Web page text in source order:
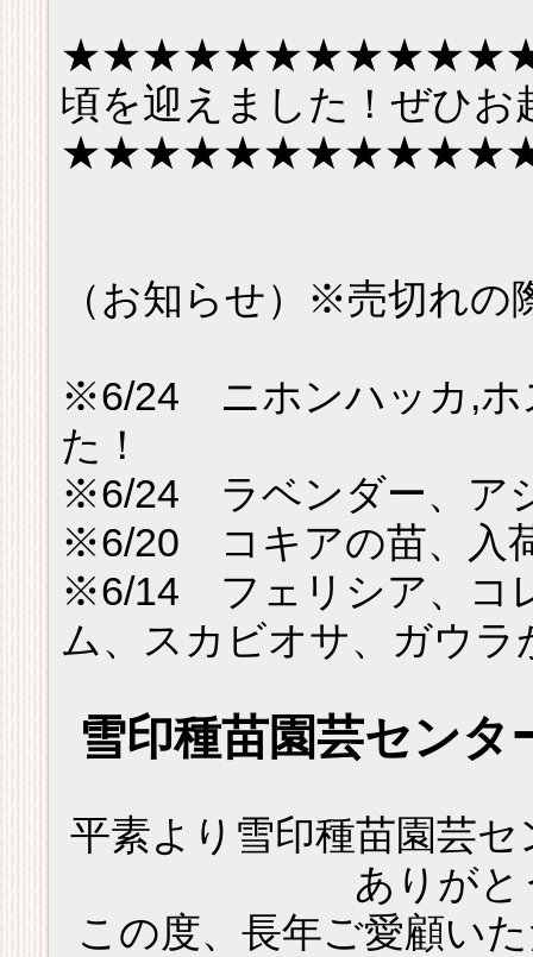
頃を迎えました！ぜひお
（お知らせ）※売切れの
※6/24 ニホンハッカ,ホ
た！
※6/24 ラベンダー、ア
※6/20 コキアの苗、入
※6/14 フェリシア、コ
ム、スカビオサ、ガウラ
雪印種苗園芸セン
平素より雪印種苗園芸
ありが
この度、長年ご愛顧い